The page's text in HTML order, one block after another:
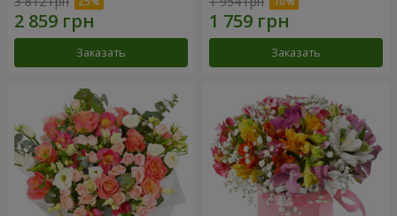
Заказать Заказать